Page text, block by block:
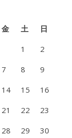
金 土
日
1
2
7 8
9
14 15
16
21 22
23
28 29 30